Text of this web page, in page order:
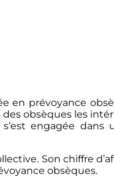
en prévoyance
obsèques les
engagée
Son chiffre
obsèques.